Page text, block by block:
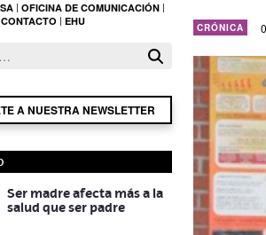
OFICINA DE COMUNICACIÓN
CONTACTO EHU
A NUESTRA NEWSLETTER
Ser madre afecta más a la
salud que ser padre
CRÓNICA